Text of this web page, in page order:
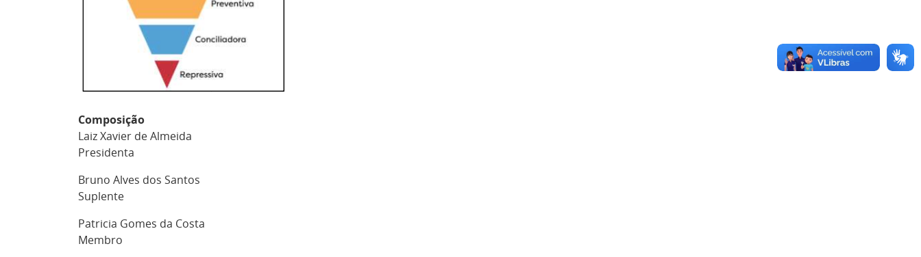
Composição
Laiz Xavier de Almeida
Presidenta
Bruno Alves dos Santos
Suplente
Patricia Gomes da Costa
Membro